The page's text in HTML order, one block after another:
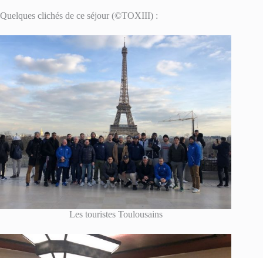
Quelques clichés de ce séjour (©TOXIII) :
Les touristes Toulousains